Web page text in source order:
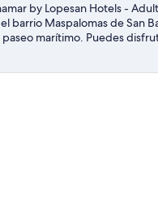
by Lopesan Hotels -
barrio Maspalomas de San
paseo marítimo. Puedes
de Maspalomas y Playa de
acuático Lago Taurito y